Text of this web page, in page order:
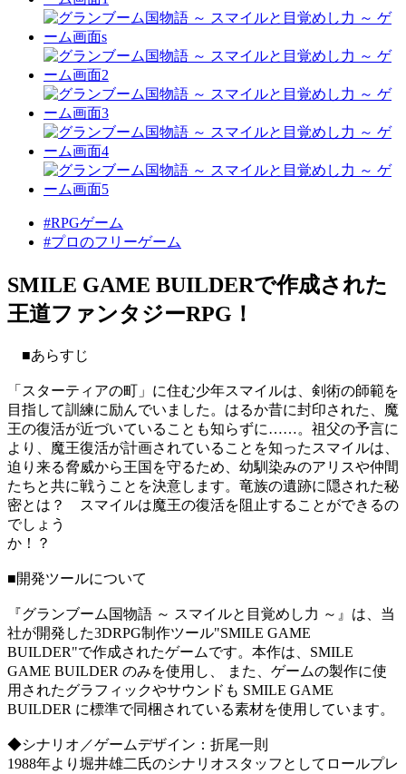
#RPGゲーム
#プロのフリーゲーム
SMILE GAME BUILDERで作成された
王道ファンタジーRPG！
■あらすじ
「スターティアの町」に住む少年スマイルは、剣術の師範を
目指して訓練に励んでいました。はるか昔に封印された、魔
王の復活が近づいていることも知らずに……。祖父の予言に
より、魔王復活が計画されていることを知ったスマイルは、
迫り来る脅威から王国を守るため、幼馴染みのアリスや仲間
たちと共に戦うことを決意します。竜族の遺跡に隠された秘
密とは？ スマイルは魔王の復活を阻止することができるの
でしょう
か！？
■開発ツールについて
『グランブーム国物語 ～ スマイルと目覚めし力 ～』は、当
社が開発した3DRPG制作ツール"SMILE GAME
BUILDER"で作成されたゲームです。本作は、SMILE
GAME BUILDER のみを使用し、 また、ゲームの製作に使
用されたグラフィックやサウンドも SMILE GAME
BUILDER に標準で同梱されている素材を使用しています。
◆シナリオ／ゲームデザイン：折尾一則
1988年より堀井雄二氏のシナリオスタッフとしてロールプレ